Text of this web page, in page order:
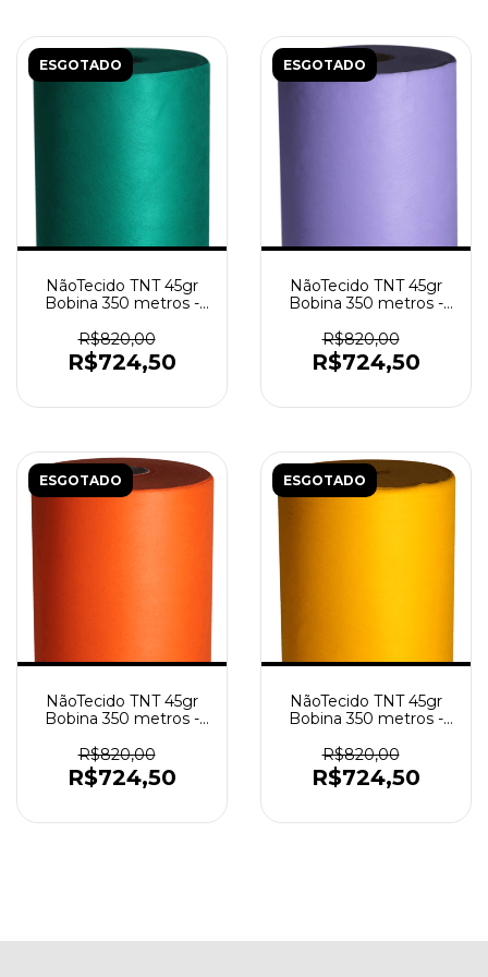
ESGOTADO
NãoTecido TNT 45gr
Bobina 350 metros -
R$820,00
R$724,50
ESGOTADO
NãoTecido TNT 45gr
Bobina 350 metros -
R$820,00
R$724,50
ESGOTADO
NãoTecido TNT 45gr
Bobina 350 metros -
R$820,00
R$724,50
ESGOTADO
NãoTecido TNT 45gr
Bobina 350 metros -
R$820,00
R$724,50